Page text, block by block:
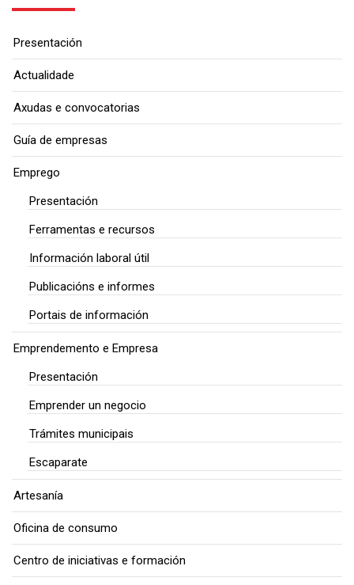
Presentación
Actualidade
Axudas e convocatorias
Guía de empresas
Emprego
Presentación
Ferramentas e recursos
Información laboral útil
Publicacións e informes
Portais de información
Emprendemento e Empresa
Presentación
Emprender un negocio
Trámites municipais
Escaparate
Artesanía
Oficina de consumo
Centro de iniciativas e formación